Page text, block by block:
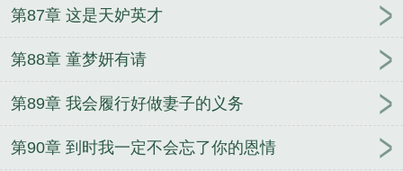
第87章 这是天妒英才
第88章 童梦妍有请
第89章 我会履行好做妻子的义务
第90章 到时我一定不会忘了你的恩情